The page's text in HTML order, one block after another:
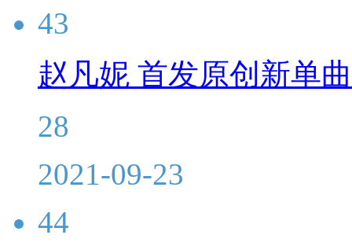
43
赵凡妮 首发原创新单
28
2021-09-23
44